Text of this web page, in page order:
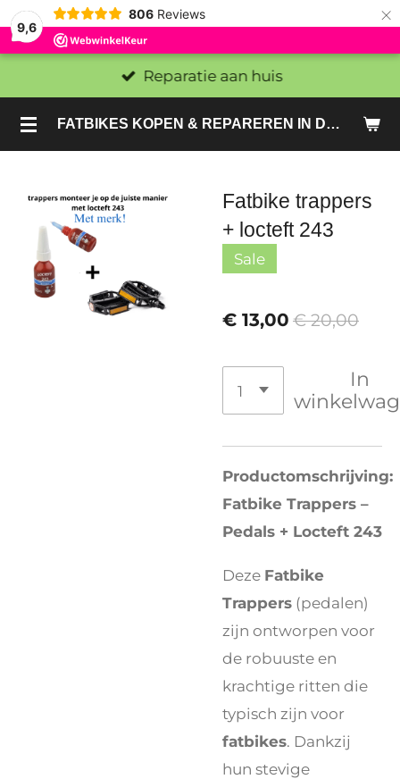
9,6
806 Reviews ×
FATBIKES KOPEN & REPAREREN IN DEN HAAG EN ZOETERMEER - SACHE BIKES
Reparatie aan huis
Fatbike trappers
+ locteft 243
Sale
€ 13,00 € 20,00
In
Productomschrijving:
Fatbike Trappers –
Pedals + Locteft 243
Deze Fatbike
Trappers (pedalen)
zijn ontworpen voor
de robuuste en
krachtige ritten die
typisch zijn voor
fatbikes. Dankzij
hun stevige